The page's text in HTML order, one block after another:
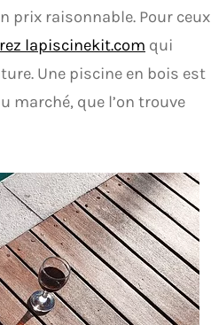
prix raisonnable. Pour ceux
lapiscinekit.com qui
Une piscine en bois est
marché, que l’on trouve